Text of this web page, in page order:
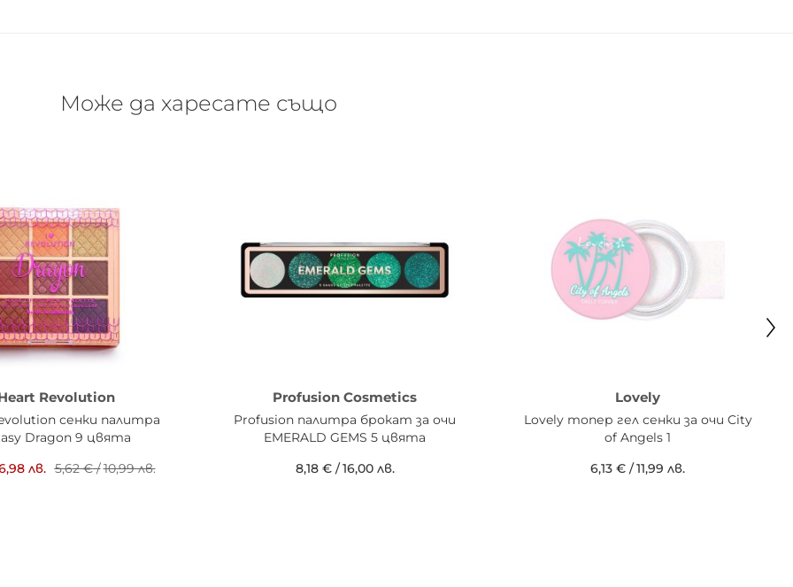
Може да харесате също
Revolution
сенки палитра
Dragon 9 цвята
лв. 5,62 €/10,99 лв.
Profusion Cosmetics
Profusion палитра брокат за очи
EMERALD GEMS 5 цвята
8,18 €/16,00 лв.
Lovely
Lovely топер гел сенки за очи City
of Angels 1
6,13 € /11,99 лв.